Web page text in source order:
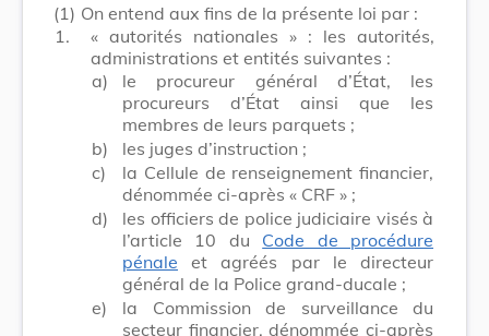
(1) On entend aux fins de la présente loi par :
1.
« autorités nationales » : les autorités,
administrations et entités suivantes :
a)
le procureur général d’État, les
procureurs d’État ainsi que les
membres de leurs parquets ;
b)
les juges d’instruction ;
c)
la Cellule de renseignement financier,
dénommée ci-après « CRF » ;
d)
les officiers de police judiciaire visés à
l’article 10 du Code de procédure
pénale et agréés par le directeur
général de la Police grand-ducale ;
e)
la Commission de surveillance du
secteur financier, dénommée ci-après